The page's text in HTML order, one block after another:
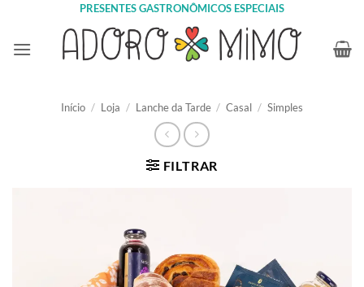
content
PRESENTES GASTRONÔMICOS ESPECIAIS
Início / Loja / Lanche da Tarde / Casal / Simples
FILTRAR